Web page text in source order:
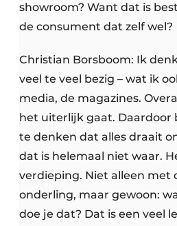
showroom? Want dat is
de consument dat zelf wel?
Christian Borsboom: Ik
veel te veel bezig – wat ik
media, de magazines.
het uiterlijk gaat. Daardoor
te denken dat alles draait
dat is helemaal niet waar.
verdieping. Niet alleen met
onderling, maar gewoon:
doe je dat? Dat is een veel